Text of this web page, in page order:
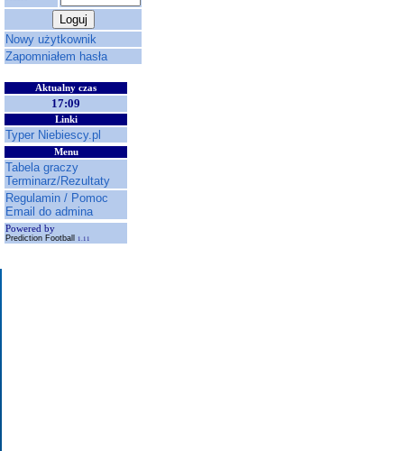
Nowy użytkownik
Zapomniałem hasła
Aktualny czas
17:09
Linki
Typer Niebiescy.pl
Menu
Tabela graczy
Terminarz/Rezultaty
Regulamin / Pomoc
Email do admina
Powered by
Prediction Football 1.11